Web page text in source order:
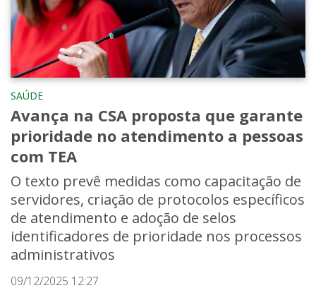
SAÚDE
Avança na CSA proposta que garante
prioridade no atendimento a pessoas
com TEA
O texto prevê medidas como capacitação de
servidores, criação de protocolos específicos
de atendimento e adoção de selos
identificadores de prioridade nos processos
administrativos
09/12/2025 12:27